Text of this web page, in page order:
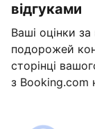
відгуками
Ваші оцінки за
подорожей
сторінці
з Booking.com